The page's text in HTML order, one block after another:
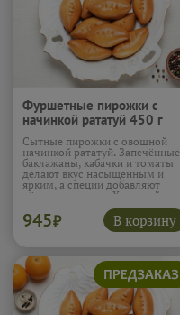
Фуршетные пирожки с
начинкой рататуй 450 г
(10шт)
Сытные пирожки с овощной
начинкой рататуй. Запечённые
баклажаны, кабачки и томаты
делают вкус насыщенным и
ярким, а специи добавляют
лёгкую пряность. Хороший
вариант для тех, кто любит
овощную выпечку без скучных
сочетаний.
Подробнее...
945₽ В корзину